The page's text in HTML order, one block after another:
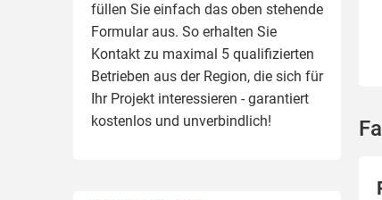
füllen Sie einfach das oben stehende
Formular aus. So erhalten Sie
Kontakt zu maximal 5 qualifizierten
Betrieben aus der Region, die sich für
Ihr Projekt interessieren - garantiert
kostenlos und unverbindlich!